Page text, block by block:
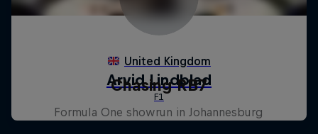
Chasing RB7
Formula One showrun in Johannesburg